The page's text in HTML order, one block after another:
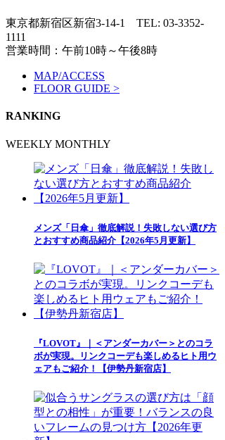
東京都新宿区新宿3-14-1 TEL: 03-3352-
1111
営業時間：午前10時～午後8時
MAP/ACCESS
FLOOR GUIDE >
RANKING
WEEKLY MONTHLY
メンズ「日傘」徹底解説！失敗しない選び方
とおすすめ商品紹介【2026年5月更新】
『LOVOT』｜＜アンダーカバー＞とのコラ
ボが実現。リンクコーデも楽しめるヒト用ウ
ェアもご紹介！【伊勢丹新宿店】